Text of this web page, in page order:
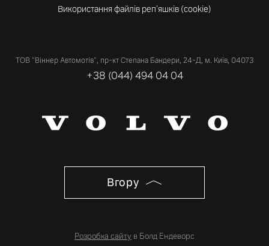
Використання файлів реп'яшків (cookie)
ТОВ "Віннер Автомотів", пр-кт Степана Бандери, 24-Д, м. Київ, 04073
+38 (044) 494 04 04
Вгору
Розробка сайту в Болд Ендеворс